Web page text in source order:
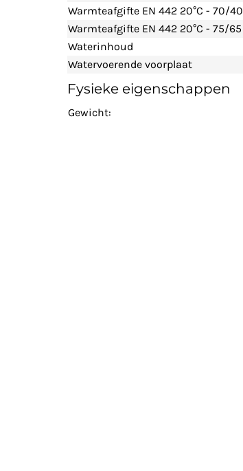
Warmteafgifte EN 442 20°C - 70/40
Warmteafgifte EN 442 20°C - 75/65
Waterinhoud
Watervoerende voorplaat
Fysieke eigenschappen
Gewicht: